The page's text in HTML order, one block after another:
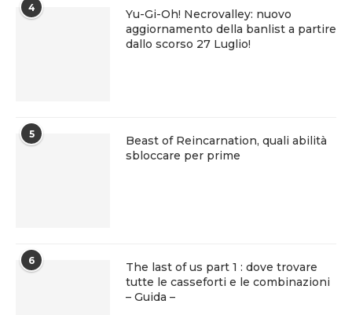
4
Yu-Gi-Oh! Necrovalley: nuovo
aggiornamento della banlist a partire
dallo scorso 27 Luglio!
5
Beast of Reincarnation, quali abilità
sbloccare per prime
6
The last of us part 1 : dove trovare
tutte le casseforti e le combinazioni
– Guida –